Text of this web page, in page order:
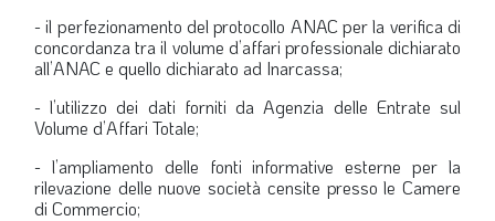
- il perfezionamento del protocollo ANAC per la verifica di
concordanza tra il volume d’affari professionale dichiarato
all’ANAC e quello dichiarato ad Inarcassa;
- l’utilizzo dei dati forniti da Agenzia delle Entrate sul
Volume d’Affari Totale;
- l’ampliamento delle fonti informative esterne per la
rilevazione delle nuove società censite presso le Camere
di Commercio;